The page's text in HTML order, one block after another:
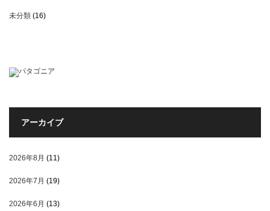
未分類 (16)
アーカイブ
2026年8月 (11)
2026年7月 (19)
2026年6月 (13)